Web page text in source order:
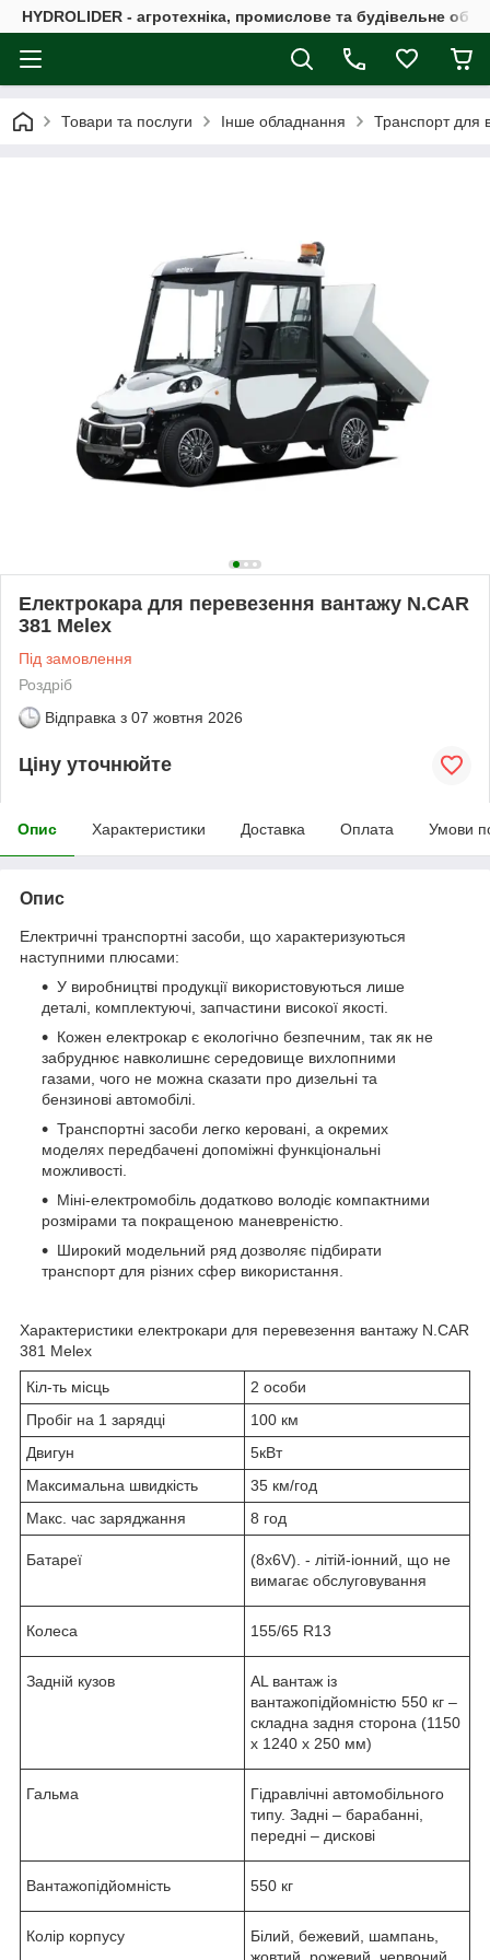
HYDROLIDER - агротехніка, промислове та будівельне
Товари та послуги Інше обладнання Транспорт для
Електрокара для перевезення вантажу N.CAR
381 Melex
Під замовлення
Роздріб
Відправка з 07 жовтня 2026
Ціну уточнюйте
Опис Характеристики Доставка Оплата Умови
Опис
Електричні транспортні засоби, що характеризуються
наступними плюсами:
У виробництві продукції використовуються лише
деталі, комплектуючі, запчастини високої якості.
Кожен електрокар є екологічно безпечним, так як не
забруднює навколишнє середовище вихлопними
газами, чого не можна сказати про дизельні та
бензинові автомобілі.
Транспортні засоби легко керовані, а окремих
моделях передбачені допоміжні функціональні
можливості.
Міні-електромобіль додатково володіє компактними
розмірами та покращеною маневреністю.
Широкий модельний ряд дозволяє підбирати
транспорт для різних сфер використання.
Характеристики електрокари для перевезення вантажу N.CAR
381 Melex
Кіл-ть місць
2 особи
Пробіг на 1 зарядці
100 км
Двигун
5кВт
Максимальна швидкість
35 км/год
Макс. час заряджання
8 год
Батареї
(8x6V). - літій-іонний, що не
вимагає обслуговування
Колеса 155/65 R13
Задній кузов
AL вантаж із
вантажопідйомністю 550 кг –
складна задня сторона (1150
х 1240 х 250 мм)
Гальма
Гідравлічні автомобільного
типу. Задні – барабанні,
передні – дискові
Вантажопідйомність 550 кг
Колір корпусу
Білий, бежевий, шампань,
жовтий, рожевий, червоний